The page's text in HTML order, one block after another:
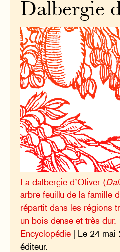
Dalbergie
La dalbergie d’Oliver (
arbre feuillu de la famille
répartit dans les régions
un bois dense et très dur.
Encyclopédie | Le 24
éditeur.